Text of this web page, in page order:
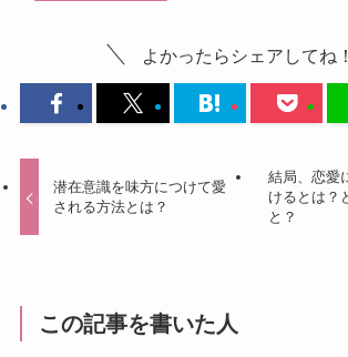
よかったらシェアしてね！
潜在意識を味方につけて愛
される方法とは？
結局、恋愛
けるとは？
と？
この記事を書いた人